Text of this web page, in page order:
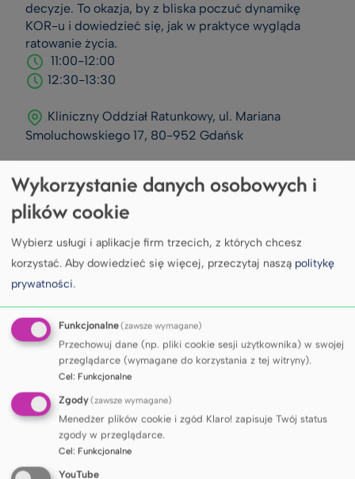
decyzje. To okazja, by z bliska poczuć dynamikę
KOR-u i dowiedzieć się, jak w praktyce wygląda
ratowanie życia.
11:00-12:00
12:30-13:30
Kliniczny Oddział Ratunkowy, ul. Mariana
Smoluchowskiego 17, 80-952 Gdańsk
Zapisz się
Cyfrowa technika dentystyczna –
Wykorzystanie danych osobowych i
plików cookie
Wybierz usługi i aplikacje firm trzecich, z których chcesz
korzystać. Aby dowiedzieć się więcej, przeczytaj naszą politykę
prywatności.
Funkcjonalne(zawsze wymagane)
Przechowuj dane (np. pliki cookie sesji użytkownika) w swojej
przeglądarce (wymagane do korzystania z tej witryny).
Cel: Funkcjonalne
Zgody(zawsze wymagane)
Menedżer plików cookie i zgód Klaro! zapisuje Twój status
zgody w przeglądarce.
Cel: Funkcjonalne
YouTube